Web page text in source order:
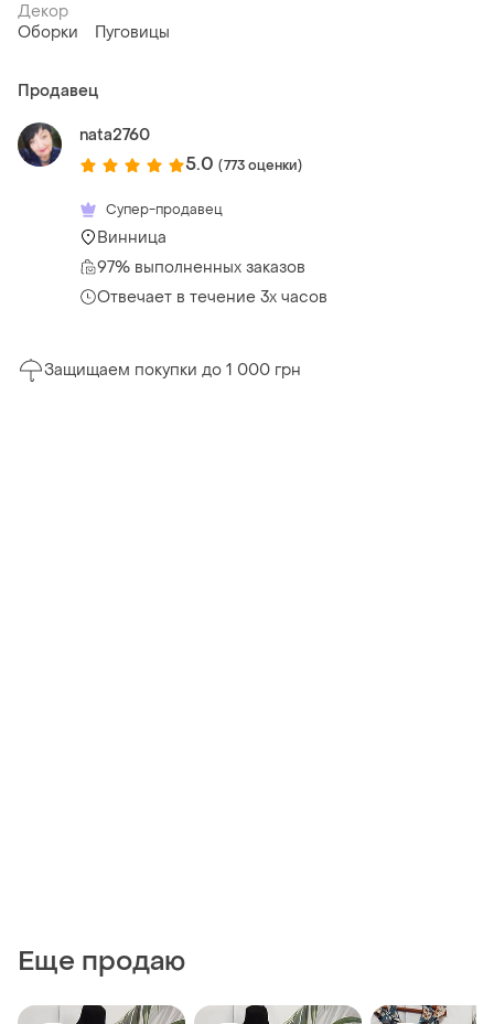
Декор
Оборки
Пуговицы
Продавец
nata2760
5.0 (773 оценки)
Супер-продавец
Винница
97% выполненных заказов
Отвечает в течение 3х часов
Защищаем покупки до 1 000 грн
Еще продаю